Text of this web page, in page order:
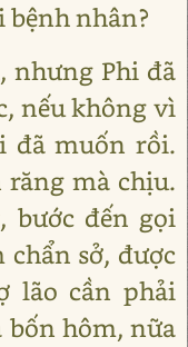
bệnh nhân?
nhưng Phi đã
nếu không vì
đã muốn rồi.
răng mà chịu.
bước đến gọi
sở, được
lão cần phải
hôm, nữa